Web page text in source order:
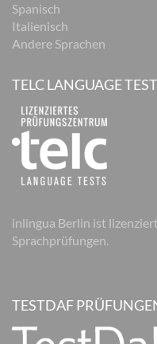
Spanisch
Italienisch
Andere Sprachen
TELC LANGUAGE
inlingua Berlin ist
Sprachprüfungen.
TESTDAF